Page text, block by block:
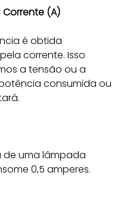
(A)
é obtida
corrente. Isso
a tensão ou a
consumida ou
de uma lâmpada
0,5 amperes.